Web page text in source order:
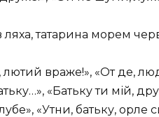
татарина морем
лютий враже!», «От де,
«Батьку ти мій,
«Утни, батьку, орле